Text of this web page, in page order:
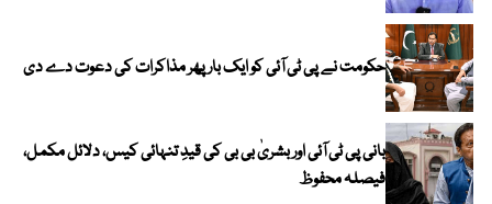
حکومت نے پی ٹی آئی کو ایک بارپھر مذاکرات کی دعوت دے دی
بانی پی ٹی آئی اور بشریٰ بی بی کی قیدِ تنہائی کیس، دلائل مکمل،
فیصلہ محفوظ